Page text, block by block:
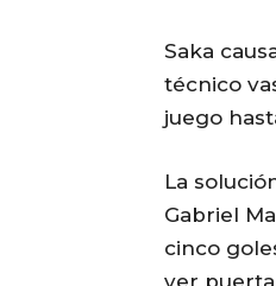
Saka
técnico
juego
La
Gabriel
cinco
ver